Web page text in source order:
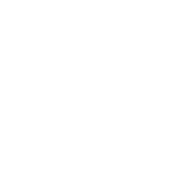
,則協調流程會結束相關聯的個案,並通
流程會通知個案擁有者。
中，輸入
描述。